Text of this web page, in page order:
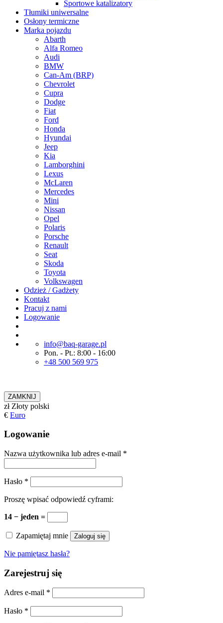
Sportowe katalizatory
Tłumiki uniwersalne
Osłony termiczne
Marka pojazdu
Abarth
Alfa Romeo
Audi
BMW
Can-Am (BRP)
Chevrolet
Cupra
Dodge
Fiat
Ford
Honda
Hyundai
Jeep
Kia
Lamborghini
Lexus
McLaren
Mercedes
Mini
Nissan
Opel
Polaris
Porsche
Renault
Seat
Skoda
Toyota
Volkswagen
Odzież / Gadżety
Kontakt
Pracuj z nami
Logowanie
info@baq-garage.pl
Pon. - Pt.: 8:00 - 16:00
+48 500 569 975
ZAMKNIJ
zł Złoty polski
€ Euro
Logowanie
Nazwa użytkownika lub adres e-mail *
Hasło *
Proszę wpisać odpowiedź cyframi:
14 − jeden =
Zapamiętaj mnie Zaloguj się
Nie pamiętasz hasła?
Zarejestruj się
Adres e-mail *
Hasło *